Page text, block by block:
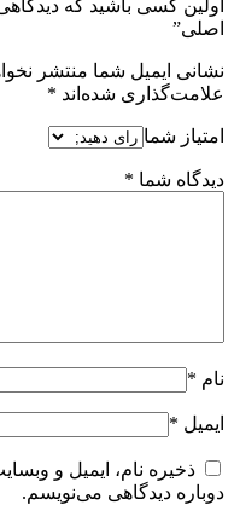
اصلی”
نشانی ایمیل شما منتشر
علامت‌گذاری شده‌اند *
امتیاز شما
دیدگاه شما *
نام *
ایمیل *
ذخیره نام، ایمیل و
دوباره دیدگاهی می‌نویسم.